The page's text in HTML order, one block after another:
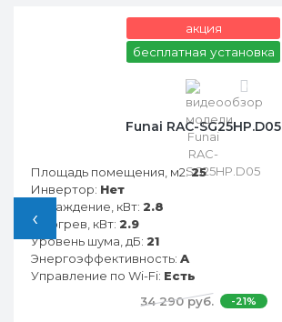
‹
акция
бесплатная установка
Funai RAC-SG25HP.D05
Площадь помещения, м2:25
Инвертор: Нет
Охлаждение, кВт: 2.8
Обогрев, кВт: 2.9
Уровень шума, дБ: 21
Энергоэффективность: A
Управление по Wi-Fi: Есть
34 290 руб.
-21%